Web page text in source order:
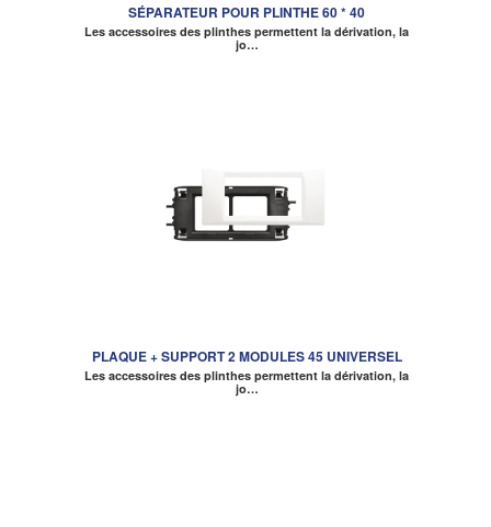
SÉPARATEUR POUR PLINTHE 60 * 40
Les accessoires des plinthes permettent la dérivation, la
jo…
PLAQUE + SUPPORT 2 MODULES 45 UNIVERSEL
Les accessoires des plinthes permettent la dérivation, la
jo…